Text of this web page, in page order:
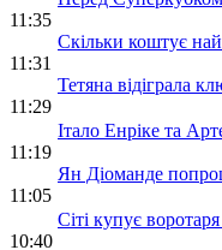
11:35
Скільки коштує
11:31
Тетяна відіграла
11:29
Італо Енріке та
11:19
Ян Діоманде
11:05
Сіті купує
10:40